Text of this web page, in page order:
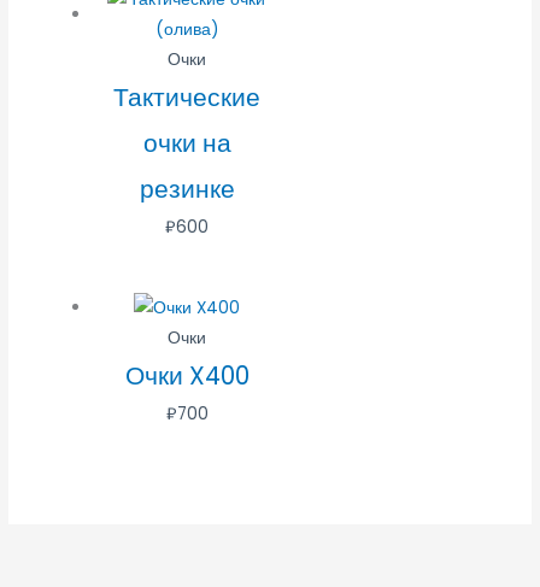
Очки
Тактические
очки на
резинке
₽600
Очки
Очки X400
₽700